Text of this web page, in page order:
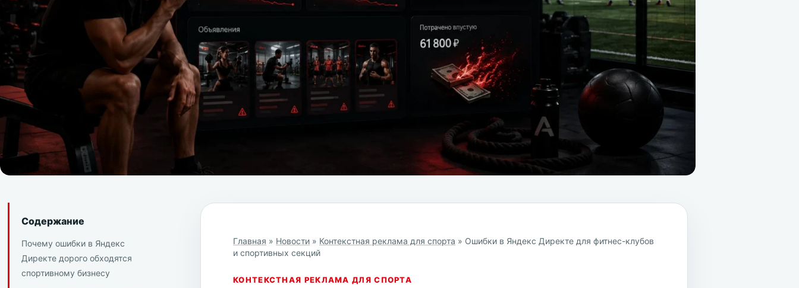
Содержание
Почему ошибки в Яндекс
Директе дорого обходятся
спортивному бизнесу
Главная » Новости » Контекстная реклама для спорта » Ошибки в Яндекс Директе для фитнес-клубов
и спортивных секций
КОНТЕКСТНАЯ РЕКЛАМА ДЛЯ СПОРТА